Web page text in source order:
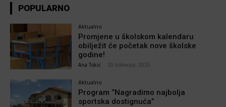
POPULARNO
Aktualno
Promjene u školskom kalendaru
obilježit će početak nove školske
godine!
Ana Tokić 20 kolovoza, 2025
Aktualno
Program “Nagradimo najbolja
sportska dostignuća”